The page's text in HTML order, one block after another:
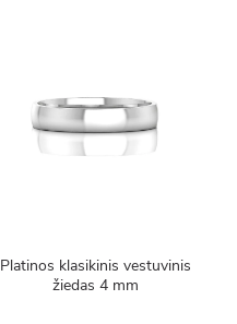
Platinos klasikinis vestuvinis
žiedas 4 mm